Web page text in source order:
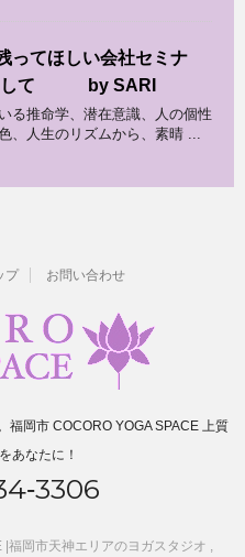
ってほしい会社セミナ
して by SARI
る推命学、潜在意識、人の個性
、人生のリズムから、素晴 ...
プ お問い合わせ
福岡市 COCORO YOGA SPACE 上質
あなたに！
福岡市天神エリアのヨガスタジオ ,